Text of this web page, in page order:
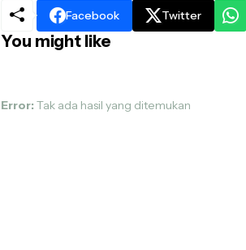
Facebook Twitter
You might like
Error: Tak ada hasil yang ditemukan